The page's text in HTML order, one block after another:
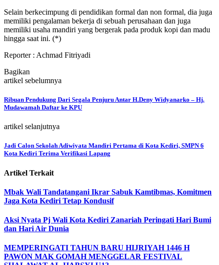
Selain berkecimpung di pendidikan formal dan non formal, dia juga
memiliki pengalaman bekerja di sebuah perusahaan dan juga
memiliki usaha mandiri yang bergerak pada produk kopi dan madu
hingga saat ini. (*)
Reporter : Achmad Fitriyadi
Bagikan
artikel sebelumnya
Ribuan Pendukung Dari Segala Penjuru Antar H.Deny Widyanarko – Hj.
Mudawamah Daftar ke KPU
artikel selanjutnya
Jadi Calon Sekolah Adiwiyata Mandiri Pertama di Kota Kediri, SMPN 6
Kota Kediri Terima Verifikasi Lapang
Artikel Terkait
Mbak Wali Tandatangani Ikrar Sabuk Kamtibmas, Komitmen
Jaga Kota Kediri Tetap Kondusif
Aksi Nyata Pj Wali Kota Kediri Zanariah Peringati Hari Bumi
dan Hari Air Dunia
MEMPERINGATI TAHUN BARU HIJRIYAH 1446 H
PAWON MAK GOMAH MENGGELAR FESTIVAL